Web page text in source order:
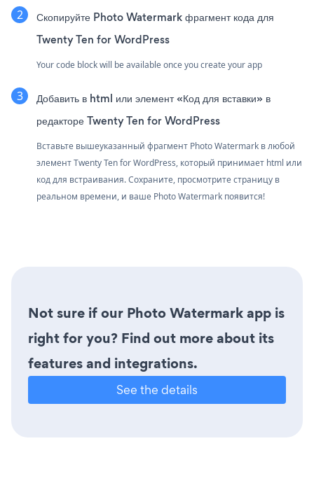
Скопируйте Photo Watermark фрагмент кода для
Twenty Ten for WordPress
Your code block will be available once you create your app
Добавить в html или элемент «Код для вставки» в
редакторе Twenty Ten for WordPress
Вставьте вышеуказанный фрагмент Photo Watermark в любой
элемент Twenty Ten for WordPress, который принимает html или
код для встраивания. Сохраните, просмотрите страницу в
реальном времени, и ваше Photo Watermark появится!
Not sure if our Photo Watermark app is
right for you? Find out more about its
features and integrations.
See the details